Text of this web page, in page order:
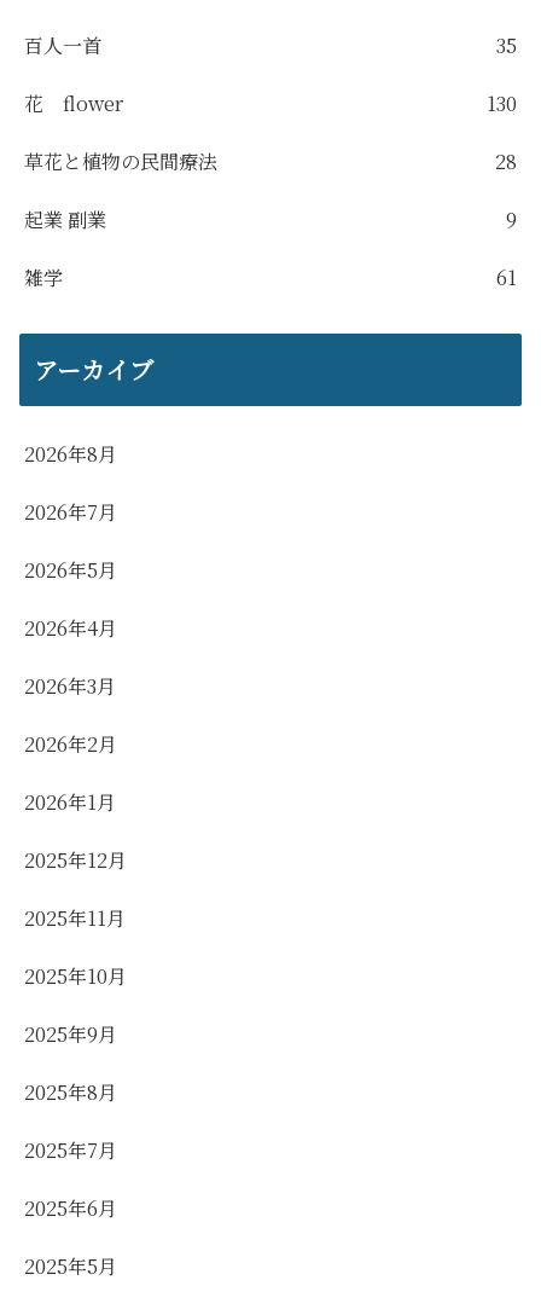
百人一首 35
花 flower 130
草花と植物の民間療法 28
起業 副業 9
雑学 61
アーカイブ
2026年8月
2026年7月
2026年5月
2026年4月
2026年3月
2026年2月
2026年1月
2025年12月
2025年11月
2025年10月
2025年9月
2025年8月
2025年7月
2025年6月
2025年5月